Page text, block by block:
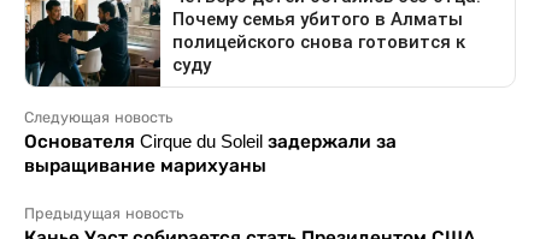
Следующая новость
Основателя Cirque du Soleil задержали за
выращивание марихуаны
Предыдущая новость